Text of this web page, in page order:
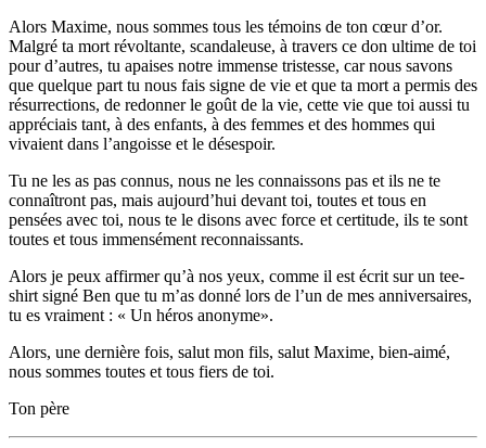
Alors Maxime, nous sommes tous les témoins de ton cœur d’or.
Malgré ta mort révoltante, scandaleuse, à travers ce don ultime de toi
pour d’autres, tu apaises notre immense tristesse, car nous savons
que quelque part tu nous fais signe de vie et que ta mort a permis des
résurrections, de redonner le goût de la vie, cette vie que toi aussi tu
appréciais tant, à des enfants, à des femmes et des hommes qui
vivaient dans l’angoisse et le désespoir.
Tu ne les as pas connus, nous ne les connaissons pas et ils ne te
connaîtront pas, mais aujourd’hui devant toi, toutes et tous en
pensées avec toi, nous te le disons avec force et certitude, ils te sont
toutes et tous immensément reconnaissants.
Alors je peux affirmer qu’à nos yeux, comme il est écrit sur un tee-
shirt signé Ben que tu m’as donné lors de l’un de mes anniversaires,
tu es vraiment : « Un héros anonyme».
Alors, une dernière fois, salut mon fils, salut Maxime, bien-aimé,
nous sommes toutes et tous fiers de toi.
Ton père